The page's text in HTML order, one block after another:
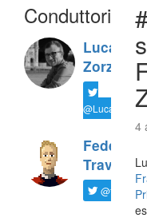
Conduttori
Luca
Zorzi
@LucaTNT
Federico
Travaini
@ftrava
4